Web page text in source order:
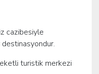
cazibesiyle
turistik merkezi